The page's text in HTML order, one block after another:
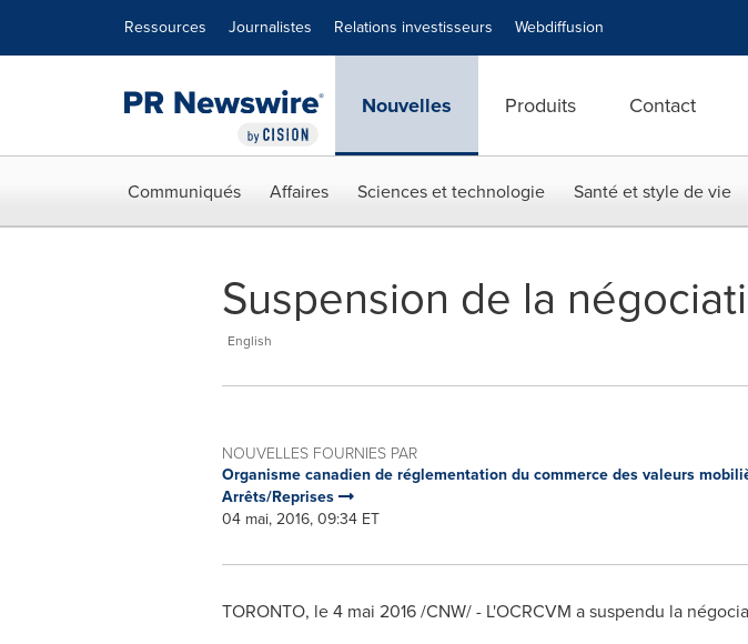
Ressources Journalistes Relations investisseurs Webdiffusion
Nouvelles Produits Contact
Communiqués Affaires Sciences et technologie Santé et style de vie
Suspension de la
English
NOUVELLES FOURNIES PAR
Organisme canadien de réglementation du commerce des valeurs
Arrêts/Reprises
04 mai, 2016, 09:34 ET
TORONTO, le 4 mai 2016 /CNW/ - L'OCRCVM a suspendu la